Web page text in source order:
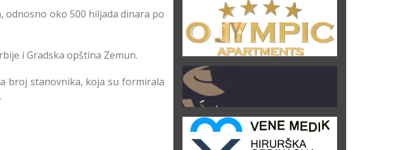
oko 500 hiljada dinara po
i Gradska opština Zemun.
broj stanovnika, koja su formirala